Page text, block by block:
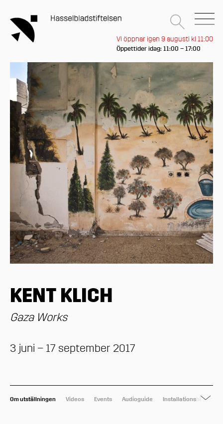
Vi öppnar igen 9 augusti kl 11:00
Öppettider idag: 11:00 – 17:00
KENT KLICH
Gaza Works
3 juni – 17 september 2017
Om utställningen Videos Events Audioguide Installationsbilder